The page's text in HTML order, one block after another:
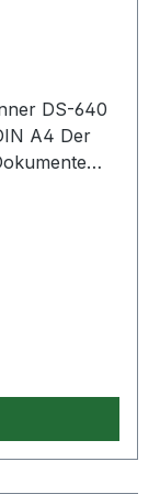
DS-640
A4 Der
Der DS-
z.B. in
werden. So
· wenn